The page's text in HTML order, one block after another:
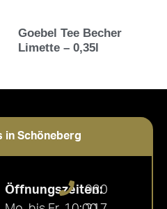
Goebel Tee Becher
Limette – 0,35l
in Schöneberg
Öffnungszeiten:
030